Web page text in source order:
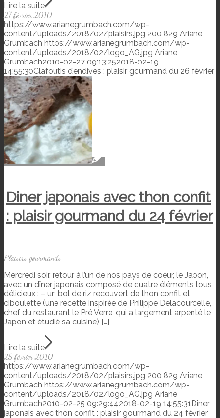
Lire la suite
27 février 2010
https://www.arianegrumbach.com/wp-
content/uploads/2018/02/plaisirs.jpg 200 829 Ariane
Grumbach https://www.arianegrumbach.com/wp-
content/uploads/2018/02/logo_AG.jpg Ariane
Grumbach2010-02-27 09:13:252018-02-19
14:55:30Clafoutis d’endives : plaisir gourmand du 26 février
Diner japonais avec thon confit
: plaisir gourmand du 24 février
Plaisirs gourmands
Mercredi soir, retour à l’un de nos pays de coeur, le Japon,
avec un dîner japonais composé de quatre éléments tous
délicieux : – un bol de riz recouvert de thon confit et
ciboulette (une recette inspirée de Philippe Delacourcelle,
chef du restaurant le Pré Verre, qui a largement arpenté le
Japon et étudié sa cuisine) […]
Lire la suite
25 février 2010
https://www.arianegrumbach.com/wp-
content/uploads/2018/02/plaisirs.jpg 200 829 Ariane
Grumbach https://www.arianegrumbach.com/wp-
content/uploads/2018/02/logo_AG.jpg Ariane
Grumbach2010-02-25 09:29:442018-02-19 14:55:31 Diner
japonais avec thon confit : plaisir gourmand du 24 février